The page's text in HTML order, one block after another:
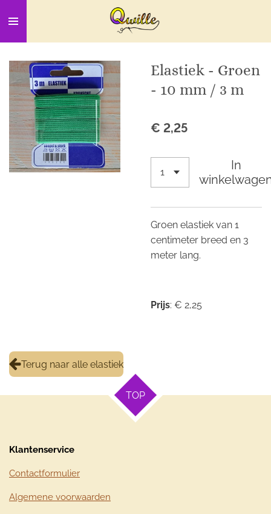
direct
naar
de
hoofdinhoud
Elastiek - Groen
- 10 mm / 3 m
€ 2,25
In
Groen elastiek van 1
centimeter breed en 3
meter lang.
Prijs: € 2,25
Terug naar alle elastiek
TOP
Klantenservice
Contactformulier
Algemene voorwaarden